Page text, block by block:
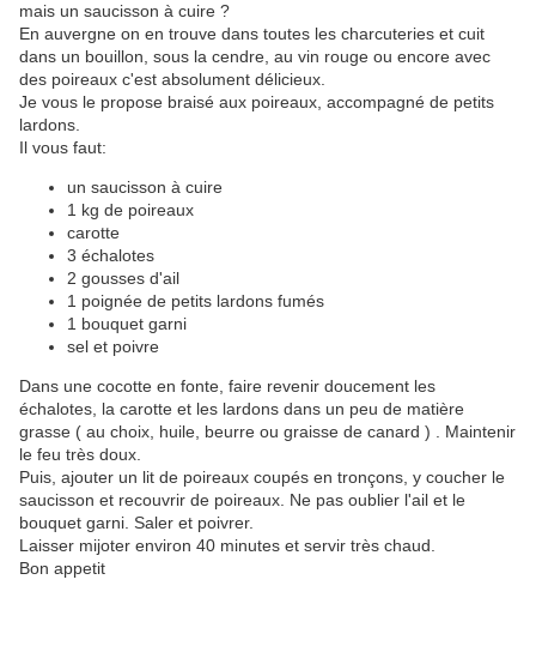
mais un saucisson à cuire ?
En auvergne on en trouve dans toutes les charcuteries et cuit
dans un bouillon, sous la cendre, au vin rouge ou encore avec
des poireaux c'est absolument délicieux.
Je vous le propose braisé aux poireaux, accompagné de petits
lardons.
Il vous faut:
un saucisson à cuire
1 kg de poireaux
carotte
3 échalotes
2 gousses d'ail
1 poignée de petits lardons fumés
1 bouquet garni
sel et poivre
Dans une cocotte en fonte, faire revenir doucement les
échalotes, la carotte et les lardons dans un peu de matière
grasse ( au choix, huile, beurre ou graisse de canard ) . Maintenir
le feu très doux.
Puis, ajouter un lit de poireaux coupés en tronçons, y coucher le
saucisson et recouvrir de poireaux. Ne pas oublier l'ail et le
bouquet garni. Saler et poivrer.
Laisser mijoter environ 40 minutes et servir très chaud.
Bon appetit